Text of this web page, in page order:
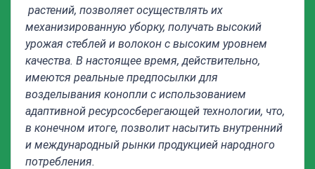
растений, позволяет осуществлять их
механизированную уборку, получать высокий
урожая стеблей и волокон с высоким уровнем
качества. В настоящее время, действительно,
имеются реальные предпосылки для
возделывания конопли с использованием
адаптивной ресурсосберегающей технологии, что,
в конечном итоге, позволит насытить внутренний
и международный рынки продукцией народного
потребления.